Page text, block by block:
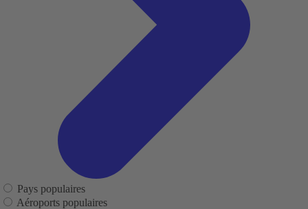
Pays populaires
Aéroports populaires